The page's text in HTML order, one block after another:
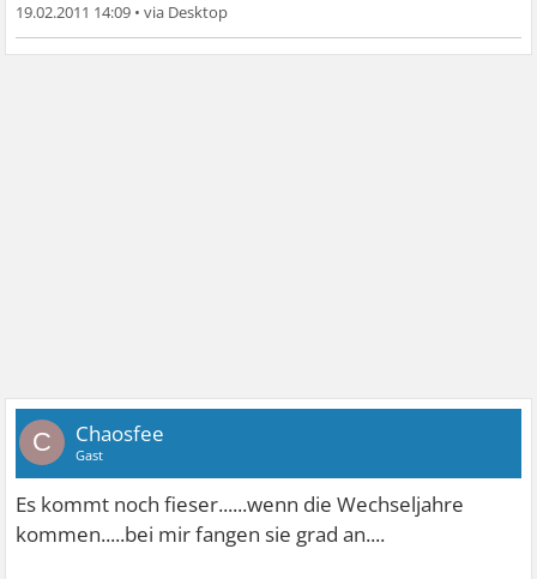
19.02.2011 14:09 •
C Chaosfee
Gast
Es kommt noch fieser......wenn die Wechseljahre
kommen.....bei mir fangen sie grad an....